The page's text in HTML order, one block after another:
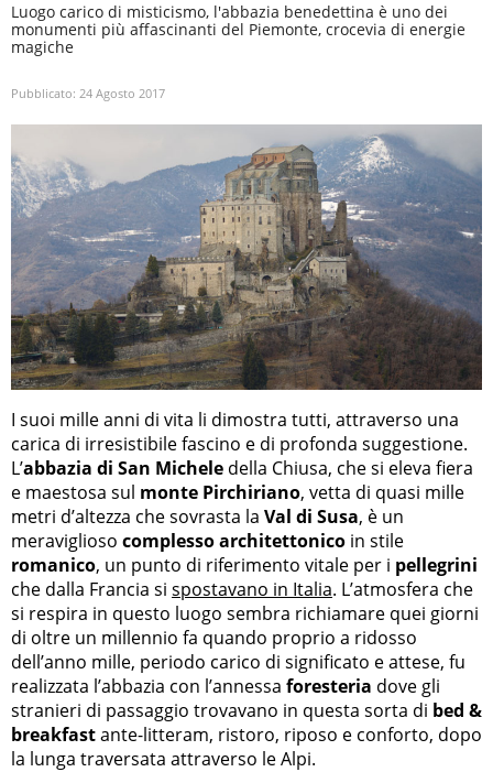
Luogo carico di misticismo, l'abbazia benedettina è uno dei
monumenti più affascinanti del Piemonte, crocevia di energie
magiche
Pubblicato: 24 Agosto 2017
I suoi mille anni di vita li dimostra tutti, attraverso una
carica di irresistibile fascino e di profonda suggestione.
L’abbazia di San Michele della Chiusa, che si eleva fiera
e maestosa sul monte Pirchiriano, vetta di quasi mille
metri d’altezza che sovrasta la Val di Susa, è un
meraviglioso complesso architettonico in stile
romanico, un punto di riferimento vitale per i pellegrini
che dalla Francia si spostavano in Italia. L’atmosfera che
si respira in questo luogo sembra richiamare quei giorni
di oltre un millennio fa quando proprio a ridosso
dell’anno mille, periodo carico di significato e attese, fu
realizzata l’abbazia con l’annessa foresteria dove gli
stranieri di passaggio trovavano in questa sorta di bed &
breakfastante-litteram, ristoro, riposo e conforto, dopo
la lunga traversata attraverso le Alpi.